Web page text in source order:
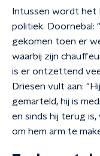
Intussen wordt het
politiek. Doornebal:
gekomen toen er
waarbij zijn
is er ontzettend
Driesen vult aan:
gemarteld, hij is
en sinds hij terug
om hem arm te